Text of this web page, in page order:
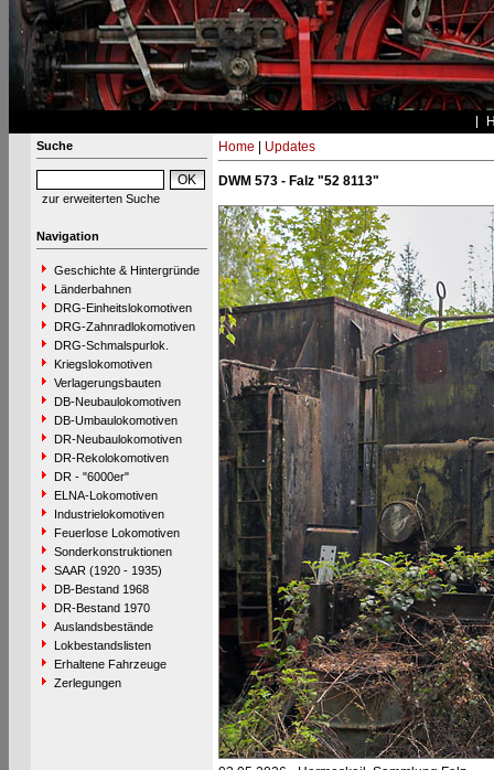
Suche
zur erweiterten Suche
Navigation
Geschichte & Hintergründe
Länderbahnen
DRG-Einheitslokomotiven
DRG-Zahnradlokomotiven
DRG-Schmalspurlok.
Kriegslokomotiven
Verlagerungsbauten
DB-Neubaulokomotiven
DB-Umbaulokomotiven
DR-Neubaulokomotiven
DR-Rekolokomotiven
DR - "6000er"
ELNA-Lokomotiven
Industrielokomotiven
Feuerlose Lokomotiven
Sonderkonstruktionen
SAAR (1920 - 1935)
DB-Bestand 1968
DR-Bestand 1970
Auslandsbestände
Lokbestandslisten
Erhaltene Fahrzeuge
Zerlegungen
Home Updates
DWM 573 - Falz "52 8113"